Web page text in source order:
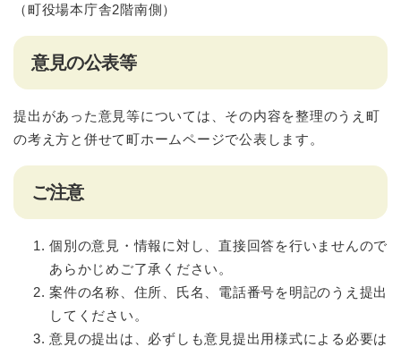
（町役場本庁舎2階南側）
意見の公表等
提出があった意見等については、その内容を整理のうえ町
の考え方と併せて町ホームページで公表します。
ご注意
個別の意見・情報に対し、直接回答を行いませんので
あらかじめご了承ください。
案件の名称、住所、氏名、電話番号を明記のうえ提出
してください。
意見の提出は、必ずしも意見提出用様式による必要は